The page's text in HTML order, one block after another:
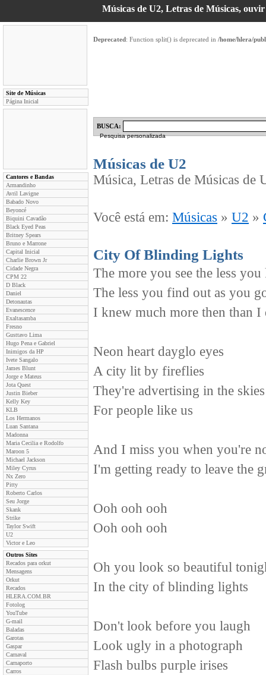
Músicas de U2, Letras de Músicas,
Site de Músicas
Página Inicial
Cantores e Bandas
Armandinho
Avril Lavigne
Babado Novo
Beyoncé
Biquini Cavadão
Black Eyed Peas
Britney Spears
Bruno e Marrone
Capital Inicial
Charlie Brown Jr
Cidade Negra
CPM 22
D Black
Daniel
Detonautas
Evanescence
Exaltasamba
Fresno
Gusttavo Lima
Hugo Pena e Gabriel
Inimigos da HP
Ivete Sangalo
James Blunt
Jorge e Mateus
Jota Quest
Justin Bieber
Kelly Key
KLB
Los Hermanos
Luan Santana
Madonna
Maria Cecilia e Rodolfo
Maroon 5
Michael Jackson
Miley Cyrus
Nx Zero
Pitty
Roberto Carlos
Seu Jorge
Skank
Strike
Taylor Swift
U2
Victor e Leo
Outros Sites
Recados para orkut
Mensagens
Orkut
Recados
HLERA.COM.BR
Fotolog
YouTube
G-mail
Baladas
Garotas
Gaspar
Carnaval
Carnaporto
Carros
Deprecated: Function split() is deprecated in /home/hlera/
BUSCA:
Pesquisa personalizada
Músicas de U2
Música, Letras de Músicas de
Você está em: Músicas » U2 »
City Of Blinding Lights
The more you see the less
The less you find out as you
I knew much more then than I
Neon heart dayglo eyes
A city lit by fireflies
They're advertising in the skies
For people like us
And I miss you when you're
I'm getting ready to leave the
Ooh ooh ooh
Ooh ooh ooh
Oh you look so beautiful
In the city of blinding lights
Don't look before you laugh
Look ugly in a photograph
Flash bulbs purple irises